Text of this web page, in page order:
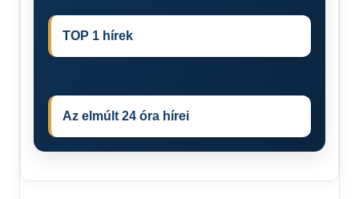
TOP 1 hírek
Az elmúlt 24 óra hírei